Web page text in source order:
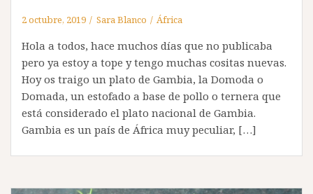
2 octubre, 2019 Sara Blanco África
Hola a todos, hace muchos días que no publicaba
pero ya estoy a tope y tengo muchas cositas nuevas.
Hoy os traigo un plato de Gambia, la Domoda o
Domada, un estofado a base de pollo o ternera que
está considerado el plato nacional de Gambia.
Gambia es un país de África muy peculiar, […]